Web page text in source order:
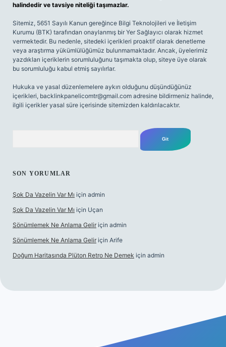
halindedir ve tavsiye niteliği taşımazlar.
Sitemiz, 5651 Sayılı Kanun gereğince Bilgi Teknolojileri ve İletişim
Kurumu (BTK) tarafından onaylanmış bir Yer Sağlayıcı olarak hizmet
vermektedir. Bu nedenle, sitedeki içerikleri proaktif olarak denetleme
veya araştırma yükümlülüğümüz bulunmamaktadır. Ancak, üyelerimiz
yazdıkları içeriklerin sorumluluğunu taşımakta olup, siteye üye olarak
bu sorumluluğu kabul etmiş sayılırlar.
Hukuka ve yasal düzenlemelere aykırı olduğunu düşündüğünüz
içerikleri, backlinkpanelicomtr@gmail.com adresine bildirmeniz halinde,
ilgili içerikler yasal süre içerisinde sitemizden kaldırılacaktır.
SON YORUMLAR
Şok Da Vazelin Var Mı için admin
Şok Da Vazelin Var Mı için Uçan
Sönümlemek Ne Anlama Gelir için admin
Sönümlemek Ne Anlama Gelir için Arife
Doğum Haritasında Plüton Retro Ne Demek için admin